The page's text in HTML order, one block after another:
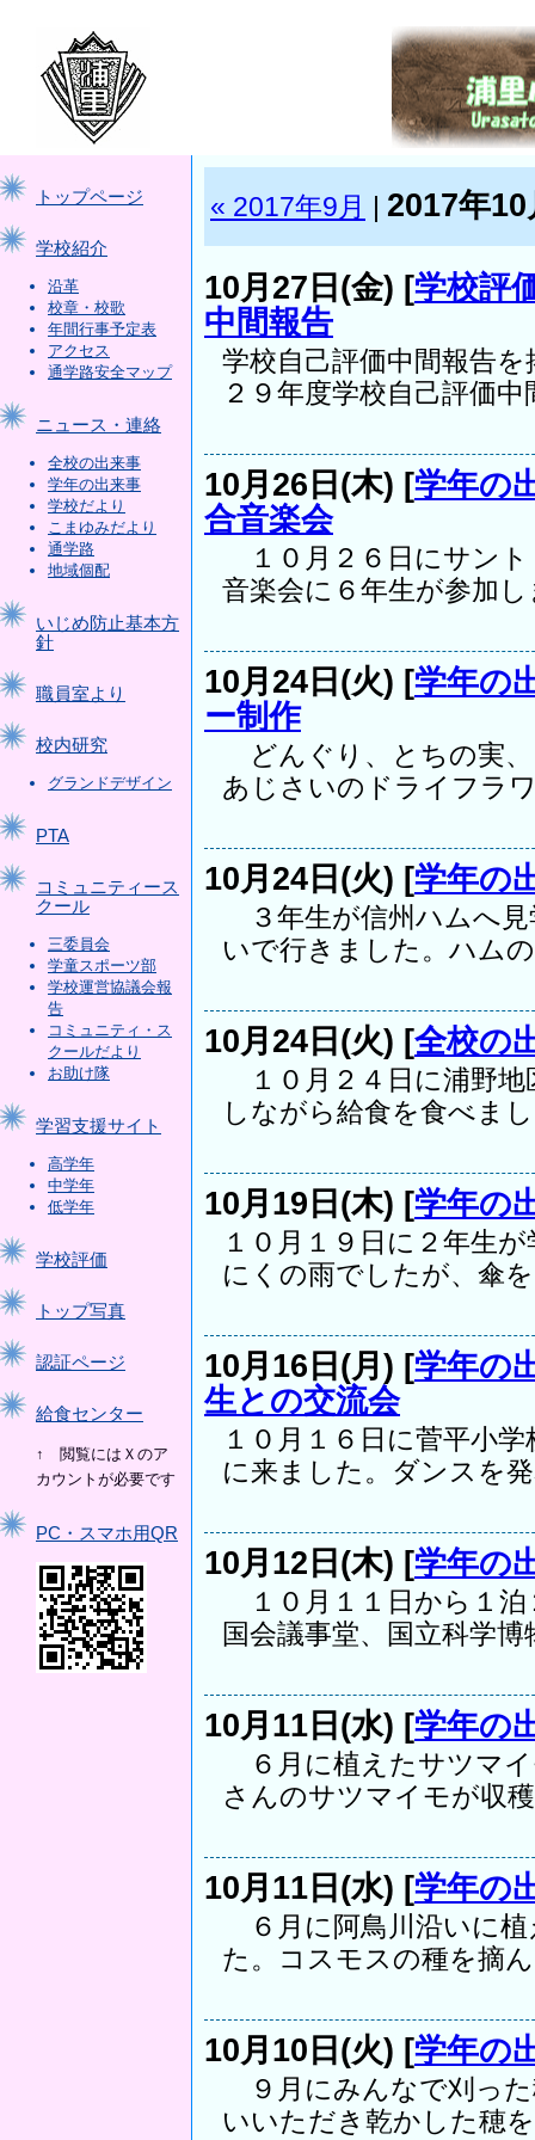
トップページ
学校紹介
沿革
校章・校歌
年間行事予定表
アクセス
通学路安全マップ
ニュース・連絡
全校の出来事
学年の出来事
学校だより
こまゆみだより
通学路
地域個配
いじめ防止基本方
針
職員室より
校内研究
グランドデザイン
PTA
コミュニティース
クール
三委員会
学童スポーツ部
学校運営協議会報
告
コミュニティ・ス
クールだより
お助け隊
学習支援サイト
高学年
中学年
低学年
学校評価
トップ写真
認証ページ
給食センター
↑ 閲覧にはＸのア
カウントが必要です
PC・スマホ用QR
« 2017年9月 2017年10
10月27日(金) [学校評
中間報告
学校自己評価中間報告
２９年度学校自己評価中
10月26日(木) [学年の
合音楽会
１０月２６日にサント
音楽会に６年生が参加し
10月24日(火) [学年の
ー制作
どんぐり、とちの実
あじさいのドライフラ
10月24日(火) [学年の
３年生が信州ハムへ見
いで行きました。ハム
10月24日(火) [全校の
１０月２４日に浦野地
しながら給食を食べま
10月19日(木) [学年の
１０月１９日に２年生
にくの雨でしたが、傘
10月16日(月) [学年の
生との交流会
１０月１６日に菅平小
に来ました。ダンスを
10月12日(木) [学年の
１０月１１日から１泊
国会議事堂、国立科学博
10月11日(水) [学年の
６月に植えたサツマ
さんのサツマイモが収
10月11日(水) [学年の
６月に阿鳥川沿いに
た。コスモスの種を摘
10月10日(火) [学年の
９月にみんなで刈った
いいただき乾かした穂